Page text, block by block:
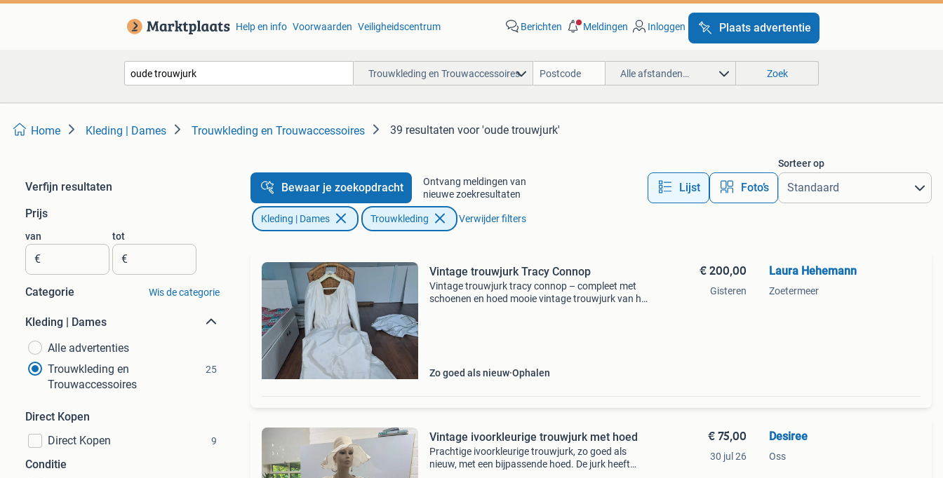
Help en info Voorwaarden Veiligheidscentrum Berichten Meldingen Inloggen Plaats advertentie
Trouwkleding en Trouwaccessoires Alle afstanden… Zoek
Home Kleding | Dames Trouwkleding en Trouwaccessoires 39 resultaten voor 'oude trouwjurk'
Verfijn resultaten
Prijs
van
€
tot
€
Categorie Wis de categorie
Kleding | Dames
Alle advertenties
Trouwkleding en
Trouwaccessoires
25
Direct Kopen
Direct Kopen
9
Conditie
Bewaar je zoekopdracht
Ontvang meldingen van
nieuwe zoekresultaten
Lijst Foto’s
Sorteer op
Kleding | Dames Trouwkleding Verwijder filters
Vintage trouwjurk Tracy Connop
Vintage trouwjurk tracy connop – compleet met
schoenen en hoed mooie vintage trouwjurk van het
Zo goed als nieuw Ophalen
€ 200,00
Gisteren
Laura Hehemann
Zoetermeer
Vintage ivoorkleurige trouwjurk met hoed
Prachtige ivoorkleurige trouwjurk, zo goed als
nieuw, met een bijpassende hoed. De jurk heeft
€ 75,00
30 jul 26
Desiree
Oss